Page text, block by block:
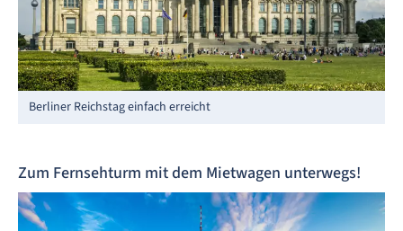
Berliner Reichstag einfach erreicht
Zum Fernsehturm mit dem Mietwagen unterwegs!